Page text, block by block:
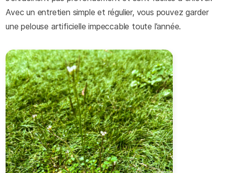
Avec un entretien simple et régulier, vous pouvez garder
une pelouse artificielle impeccable toute l’année.